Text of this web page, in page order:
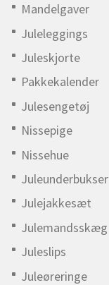
Mandelgaver
Juleleggings
Juleskjorte
Pakkekalender
Julesengetøj
Nissepige
Nissehue
Juleunderbukser
Julejakkesæt
Julemandsskæg
Juleslips
Juleøreringe